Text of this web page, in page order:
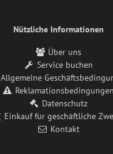
Nützliche Informationen
Über uns
Service buchen
Allgemeine
Reklamationsbedingungen
Datenschutz
Einkauf für geschäftliche
Kontakt